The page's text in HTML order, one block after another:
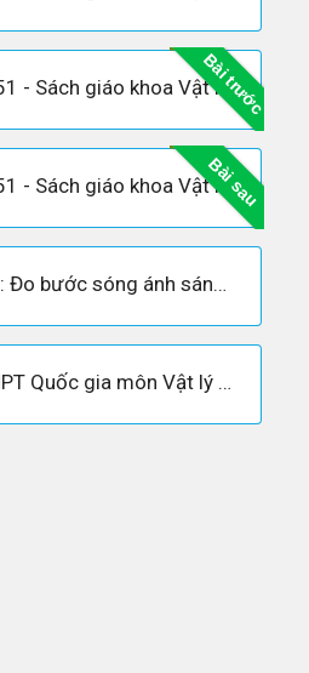
Bài trước
Giải câu 2 Trang 151 - Sách giáo khoa Vật lí 12
Bài sau
Giải câu 4 Trang 151 - Sách giáo khoa Vật lí 12
Báo cáo thực hành: Đo bước sóng ánh sáng bằng phương pháp giao thoa
Đề thi minh họa THPT Quốc gia môn Vật lý 2020